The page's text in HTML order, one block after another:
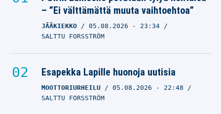
JONI AHOKAS
NHL-tähden siirtosaaga
täysin jumissa – nyt
vahvistettiin syy
DYLAN LARKIN
VILLE HIRVONEN
– ”Ei välttämättä muuta vaihtoehtoa”
JÄÄKIEKKO 05.08.2026 - 23:34
SALTTU FORSSTRÖM
Esapekka Lapille huonoja uutisia
MOOTTORIURHEILU 05.08.2026 - 22:48
SALTTU FORSSTRÖM